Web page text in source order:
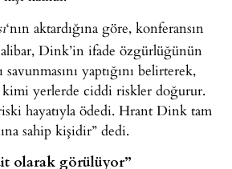
‘nın aktardığına göre, konferansın
Dink’in ifade özgürlüğünün
yaptığını belirterek,
yerlerde ciddi riskler doğurur.
hayatıyla ödedi. Hrant Dink tam
sahip kişidir” dedi.
olarak görülüyor”